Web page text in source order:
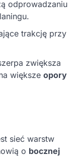
odprowadzaniu
trakcję przy
zwiększa
większe opory
sieć warstw
o bocznej